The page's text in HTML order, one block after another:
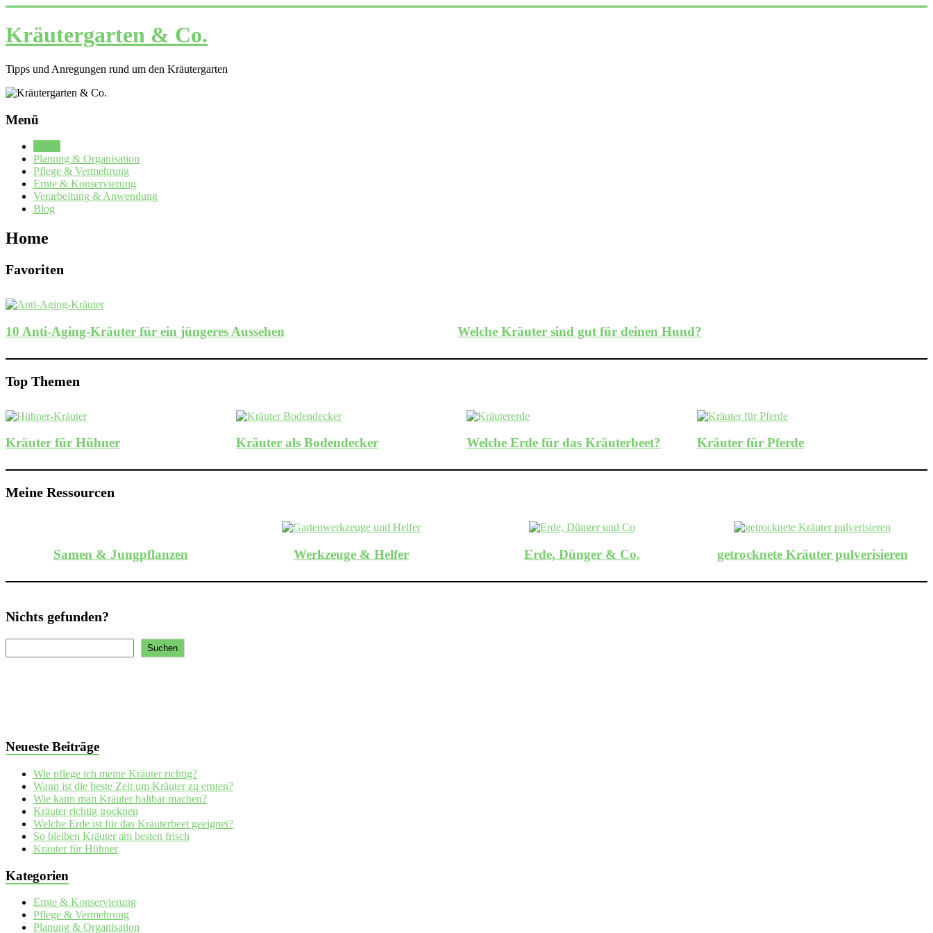
Inhalt
springen
Kräutergarten & Co.
Tipps und Anregungen rund um den Kräutergarten
Menü
Planung & Organisation
Pflege & Vermehrung
Ernte & Konservierung
Verarbeitung & Anwendung
Blog
Home
Favoriten
10 Anti-Aging-Kräuter für ein jüngeres Aussehen Welche Kräuter sind gut für deinen Hund?
Top Themen
Kräuter für Hühner Kräuter als Bodendecker Welche Erde für das Kräuterbeet? Kräuter für Pferde
Meine Ressourcen
Samen & Jungpflanzen Werkzeuge & Helfer Erde, Dünger & Co. getrocknete Kräuter pulverisieren
Nichts gefunden?
Suchen
Neueste Beiträge
Wie pflege ich meine Kräuter richtig?
Wann ist die beste Zeit um Kräuter zu ernten?
Wie kann man Kräuter haltbar machen?
Kräuter richtig trocknen
Welche Erde ist für das Kräuterbeet geeignet?
So bleiben Kräuter am besten frisch
Kräuter für Hühner
Kategorien
Ernte & Konservierung
Pflege & Vermehrung
Planung & Organisation